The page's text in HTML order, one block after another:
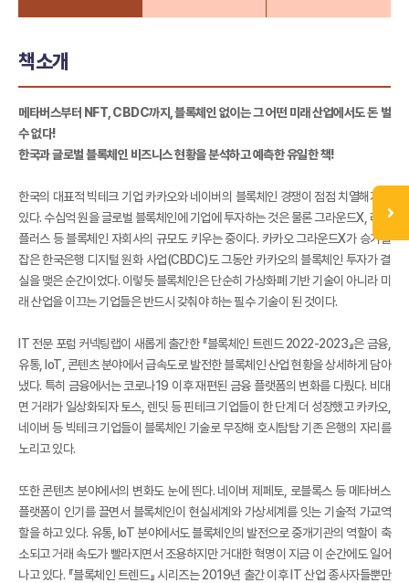
책소개
메타버스부터 NFT, CBDC까지, 블록체인 없이는 그 어떤 미래 산업에서도 돈 벌
수 없다!
한국과 글로벌 블록체인 비즈니스 현황을 분석하고 예측한 유일한 책!
한국의 대표적 빅테크 기업 카카오와 네이버의 블록체인 경쟁이 점점 치열해지고
있다. 수십억 원을 글로벌 블록체인에 기업에 투자하는 것은 물론 그라운드X, 라인
플러스 등 블록체인 자회사의 규모도 키우는 중이다. 카카오 그라운드X가 승기를
잡은 한국은행 디지털 원화 사업(CBDC)도 그동안 카카오의 블록체인 투자가 결
실을 맺은 순간이었다. 이렇듯 블록체인은 단순히 가상화폐 기반 기술이 아니라 미
래 산업을 이끄는 기업들은 반드시 갖춰야 하는 필수 기술이 된 것이다.
IT 전문 포럼 커넥팅랩이 새롭게 출간한 『블록체인 트렌드 2022-2023』은 금융,
유통, IoT, 콘텐츠 분야에서 급속도로 발전한 블록체인 산업 현황을 상세하게 담아
냈다. 특히 금융에서는 코로나19 이후 재편된 금융 플랫폼의 변화를 다뤘다. 비대
면 거래가 일상화되자 토스, 렌딧 등 핀테크 기업들이 한 단계 더 성장했고 카카오,
네이버 등 빅테크 기업들이 블록체인 기술로 무장해 호시탐탐 기존 은행의 자리를
노리고 있다.
또한 콘텐츠 분야에서의 변화도 눈에 띈다. 네이버 제페토, 로블록스 등 메타버스
플랫폼이 인기를 끌면서 블록체인이 현실세계와 가상세계를 잇는 기술적 가교역
할을 하고 있다. 유통, IoT 분야에서도 블록체인의 발전으로 중개기관의 역할이 축
소되고 거래 속도가 빨라지면서 조용하지만 거대한 혁명이 지금 이 순간에도 일어
나고 있다. 『블록체인 트렌드』 시리즈는 2019년 출간 이후 IT 산업 종사자들뿐만